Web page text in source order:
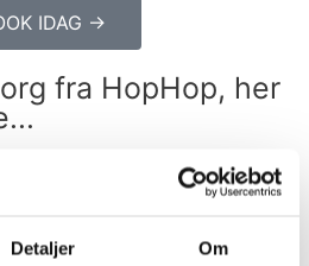
Detaljer Om
IDAG →
fra HopHop, her
med
skal du selv hente den på